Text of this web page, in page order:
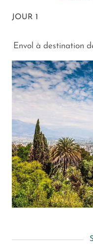
JOUR 1
Envol à destination